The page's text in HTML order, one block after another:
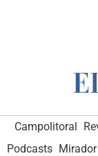
Campolitoral
Podcasts